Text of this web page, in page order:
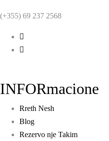
(+355) 69 237 2568
INFORmacione
Rreth Nesh
Blog
Rezervo nje Takim